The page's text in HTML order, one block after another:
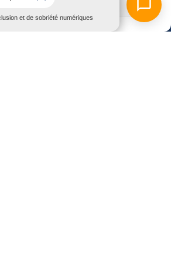
les préférences
12h00 et de 13h30 à 17h00